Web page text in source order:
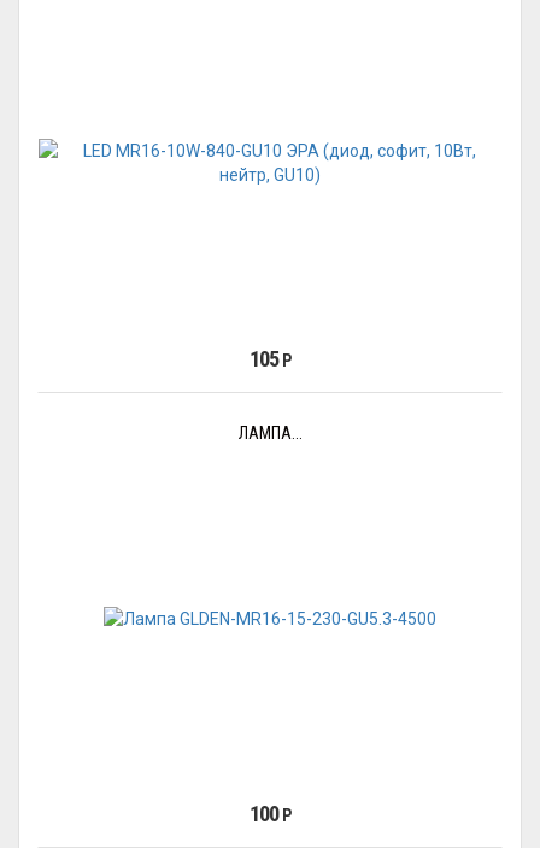
105 Р
ЛАМПА...
100 Р